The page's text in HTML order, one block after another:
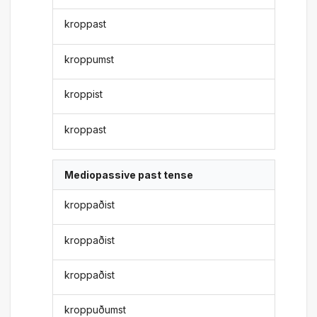
kroppast
kroppumst
kroppist
kroppast
Mediopassive past tense
kroppaðist
kroppaðist
kroppaðist
kroppuðumst